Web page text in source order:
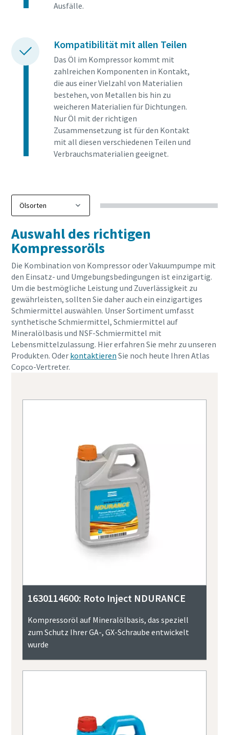
Ausfälle.
Kompatibilität mit allen Teilen
Das Öl im Kompressor kommt mit
zahlreichen Komponenten in Kontakt,
die aus einer Vielzahl von Materialien
bestehen, von Metallen bis hin zu
weicheren Materialien für Dichtungen.
Nur Öl mit der richtigen
Zusammensetzung ist für den Kontakt
mit all diesen verschiedenen Teilen und
Verbrauchsmaterialien geeignet.
Auswahl des richtigen
Kompressoröls
Die Kombination von Kompressor oder Vakuumpumpe mit
den Einsatz- und Umgebungsbedingungen ist einzigartig.
Um die bestmögliche Leistung und Zuverlässigkeit zu
gewährleisten, sollten Sie daher auch ein einzigartiges
Schmiermittel auswählen. Unser Sortiment umfasst
synthetische Schmiermittel, Schmiermittel auf
Mineralölbasis und NSF-Schmiermittel mit
Lebensmittelzulassung. Hier erfahren Sie mehr zu unseren
Produkten. Oder kontaktieren Sie noch heute Ihren Atlas
Copco-Vertreter.
1630114600: Roto Inject NDURANCE
Kompressoröl auf Mineralölbasis, das speziell
zum Schutz Ihrer GA-, GX-Schraube entwickelt
wurde